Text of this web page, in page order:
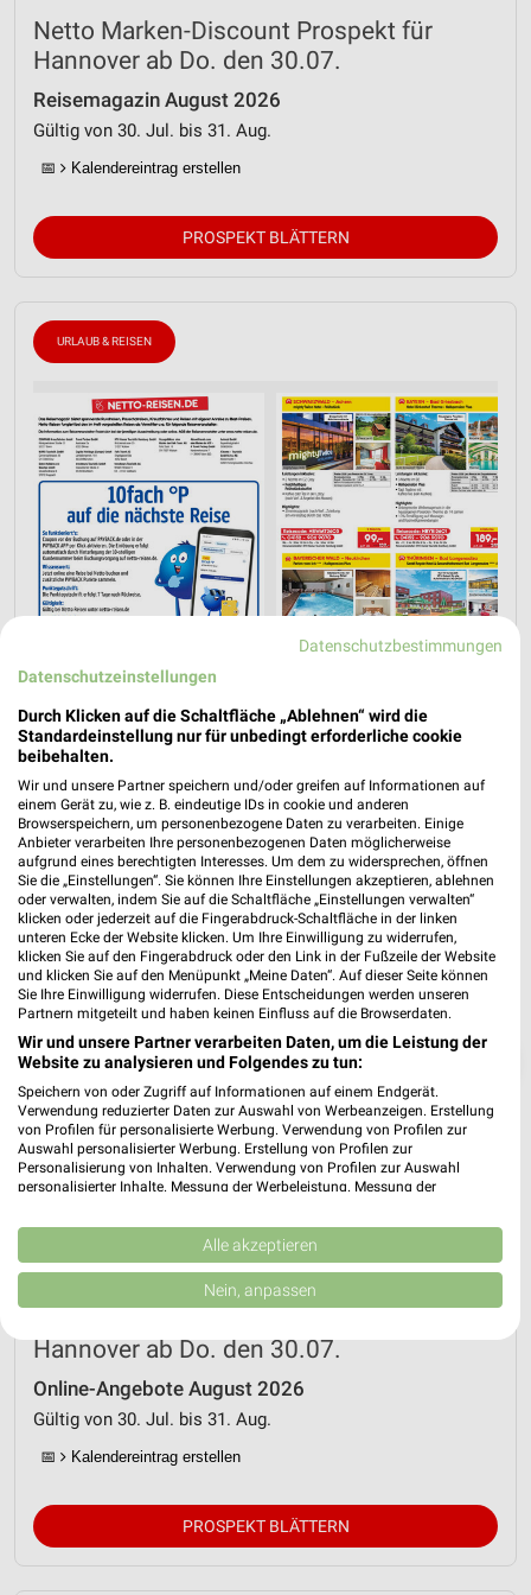
Netto Marken-Discount Prospekt für
Hannover ab Do. den 30.07.
Reisemagazin August 2026
Gültig von 30. Jul. bis 31. Aug.
📅 Kalendereintrag erstellen
PROSPEKT BLÄTTERN
URLAUB & REISEN
Jetzt alle "Urlaub & Reisen" Themen entdecken!
Hannover ab Do. den 30.07.
Online-Angebote August 2026
Gültig von 30. Jul. bis 31. Aug.
📅 Kalendereintrag erstellen
PROSPEKT BLÄTTERN
Datenschutzbestimmungen
Datenschutzeinstellungen
Durch Klicken auf die Schaltfläche „Ablehnen“ wird die
Standardeinstellung nur für unbedingt erforderliche cookie
beibehalten.
Wir und unsere Partner speichern und/oder greifen auf Informationen auf
einem Gerät zu, wie z. B. eindeutige IDs in cookie und anderen
Browserspeichern, um personenbezogene Daten zu verarbeiten. Einige
Anbieter verarbeiten Ihre personenbezogenen Daten möglicherweise
aufgrund eines berechtigten Interesses. Um dem zu widersprechen, öffnen
Sie die „Einstellungen“. Sie können Ihre Einstellungen akzeptieren, ablehnen
oder verwalten, indem Sie auf die Schaltfläche „Einstellungen verwalten“
klicken oder jederzeit auf die Fingerabdruck-Schaltfläche in der linken
unteren Ecke der Website klicken. Um Ihre Einwilligung zu widerrufen,
klicken Sie auf den Fingerabdruck oder den Link in der Fußzeile der Website
und klicken Sie auf den Menüpunkt „Meine Daten“. Auf dieser Seite können
Sie Ihre Einwilligung widerrufen. Diese Entscheidungen werden unseren
Partnern mitgeteilt und haben keinen Einfluss auf die Browserdaten.
Wir und unsere Partner verarbeiten Daten, um die Leistung der
Website zu analysieren und Folgendes zu tun:
Speichern von oder Zugriff auf Informationen auf einem Endgerät.
Verwendung reduzierter Daten zur Auswahl von Werbeanzeigen. Erstellung
von Profilen für personalisierte Werbung. Verwendung von Profilen zur
Auswahl personalisierter Werbung. Erstellung von Profilen zur
Personalisierung von Inhalten. Verwendung von Profilen zur Auswahl
personalisierter Inhalte. Messung der Werbeleistung. Messung der
Kombinationen von Daten aus verschiedenen Quellen. Entwicklung und
Verbesserung der Angebote. Verwendung reduzierter Daten zur Auswahl
von Inhalten.
Daten können außerhalb der Europäischen Union weitergegeben und in die
Website/App.
Partnerliste anzeigen (1 IAB-Anbieter)
Wir nutzen Ihre Daten für folgende Zwecke:
Speichern von oder Zugriff auf Informationen
Verwendung reduzierter Daten zur Auswahl von
Alle akzeptieren
Nein, anpassen